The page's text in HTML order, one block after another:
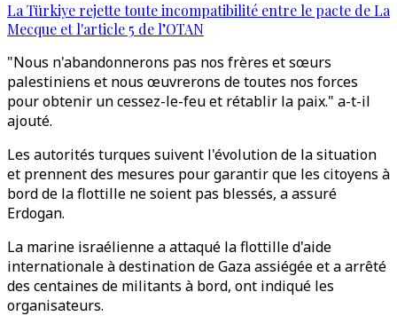
La Türkiye rejette toute incompatibilité entre le pacte de La
Mecque et l'article 5 de l’OTAN
"Nous n'abandonnerons pas nos frères et sœurs
palestiniens et nous œuvrerons de toutes nos forces
pour obtenir un cessez-le-feu et rétablir la paix." a-t-il
ajouté.
Les autorités turques suivent l'évolution de la situation
et prennent des mesures pour garantir que les citoyens à
bord de la flottille ne soient pas blessés, a assuré
Erdogan.
La marine israélienne a attaqué la flottille d'aide
internationale à destination de Gaza assiégée et a arrêté
des centaines de militants à bord, ont indiqué les
organisateurs.